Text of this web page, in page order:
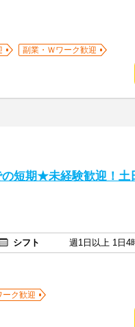
副業・Ｗワーク歓迎
の短期★未経験歓迎！土
シフト
週1日以上 1日4
ーク歓迎